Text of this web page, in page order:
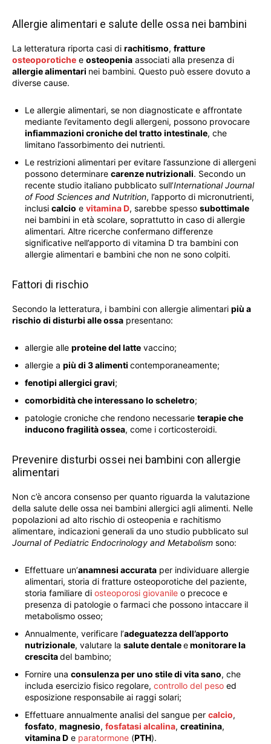
Allergie alimentari e salute delle ossa nei bambini
La letteratura riporta casi di rachitismo, fratture
osteoporotiche e osteopenia associati alla presenza di
allergie alimentari nei bambini. Questo può essere dovuto a
diverse cause.
Le allergie alimentari, se non diagnosticate e affrontate
mediante l’evitamento degli allergeni, possono provocare
infiammazioni croniche del tratto intestinale, che
limitano l’assorbimento dei nutrienti.
Le restrizioni alimentari per evitare l’assunzione di allergeni
possono determinare carenze nutrizionali. Secondo un
recente studio italiano pubblicato sull’International Journal
of Food Sciences and Nutrition, l’apporto di micronutrienti,
inclusi calcio e vitamina D, sarebbe spesso subottimale
nei bambini in età scolare, soprattutto in caso di allergie
alimentari. Altre ricerche confermano differenze
significative nell’apporto di vitamina D tra bambini con
allergie alimentari e bambini che non ne sono colpiti.
Fattori di rischio
Secondo la letteratura, i bambini con allergie alimentari più a
rischio di disturbi alle ossa presentano:
allergie alle proteine ​​del latte vaccino;
allergie a più di 3 alimenti contemporaneamente;
fenotipi allergici gravi;
comorbidità che interessano lo scheletro;
patologie croniche che rendono necessarie terapie che
inducono fragilità ossea, come i corticosteroidi.
Prevenire disturbi ossei nei bambini con allergie
alimentari
Non c’è ancora consenso per quanto riguarda la valutazione
della salute delle ossa nei bambini allergici agli alimenti. Nelle
popolazioni ad alto rischio di osteopenia e rachitismo
alimentare, indicazioni generali da uno studio pubblicato sul
Journal of Pediatric Endocrinology and Metabolism sono:
Effettuare un’anamnesi accurata per individuare allergie
alimentari, storia di fratture osteoporotiche del paziente,
storia familiare di osteoporosi giovanile o precoce e
presenza di patologie o farmaci che possono intaccare il
metabolismo osseo;
Annualmente, verificare l’adeguatezza dell’apporto
nutrizionale, valutare la salute dentaleemonitorare la
crescitadel bambino;
Fornire una consulenza per uno stile di vita sano, che
includa esercizio fisico regolare, controllo del peso ed
esposizione responsabile ai raggi solari;
Effettuare annualmente analisi del sangue per calcio,
fosfato, magnesio, fosfatasi alcalina, creatinina,
vitamina D e paratormone (PTH).